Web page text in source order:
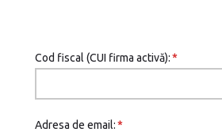
Cod fiscal (CUI firma activă):*
Adresa de email:*